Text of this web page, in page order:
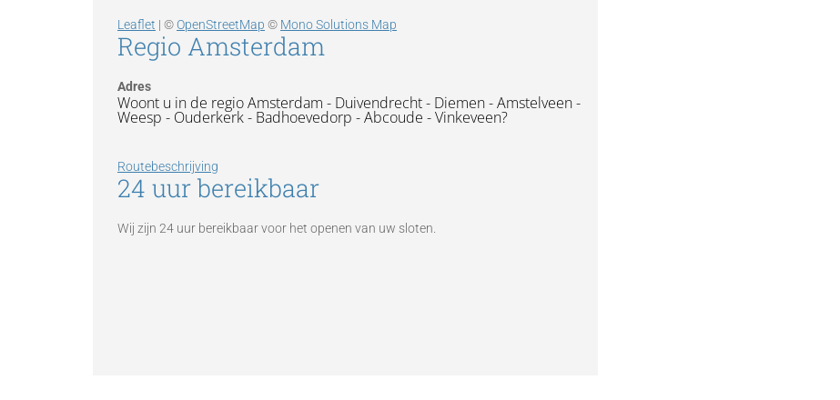
Leaflet | ©OpenStreetMap © Mono Solutions Map
Regio Amsterdam
Adres
Woont u in de regio Amsterdam - Duivendrecht - Diemen - Amstelveen -
Weesp - Ouderkerk - Badhoevedorp - Abcoude - Vinkeveen?
Routebeschrijving
24 uur bereikbaar
Wij zijn 24 uur bereikbaar voor het openen van uw sloten.